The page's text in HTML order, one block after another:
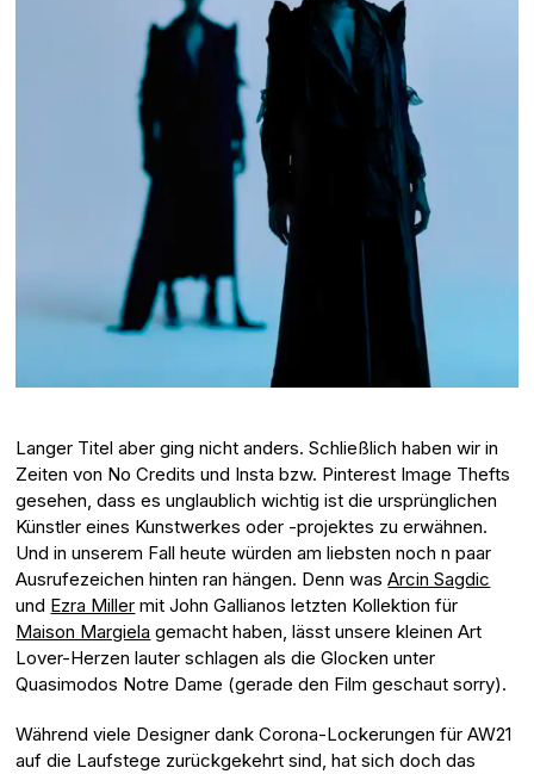
Langer Titel aber ging nicht anders. Schließlich haben wir in
Zeiten von No Credits und Insta bzw. Pinterest Image Thefts
gesehen, dass es unglaublich wichtig ist die ursprünglichen
Künstler eines Kunstwerkes oder -projektes zu erwähnen.
Und in unserem Fall heute würden am liebsten noch n paar
Ausrufezeichen hinten ran hängen. Denn wasArcin Sagdic
und Ezra Miller mit John Gallianos letzten Kollektion für
Maison Margiela gemacht haben, lässt unsere kleinen Art
Lover-Herzen lauter schlagen als die Glocken unter
Quasimodos Notre Dame (gerade den Film geschaut sorry).
Während viele Designer dank Corona-Lockerungen für AW21
auf die Laufstege zurückgekehrt sind, hat sich doch das